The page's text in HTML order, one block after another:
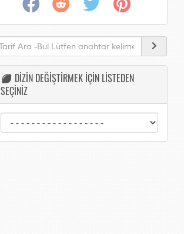
DİZİN DEĞİŞTİRMEK İÇİN LİSTEDEN
SEÇİNİZ